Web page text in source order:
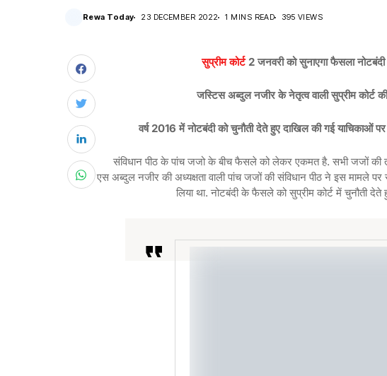
Rewa Today 23 DECEMBER 2022 1 MINS READ 395 VIEWS
सुप्रीम कोर्ट2 जनवरी को सुनाएगा फैसला नोटबंदी
जस्टिस अब्दुल नजीर के नेतृत्व वाली सुप्रीम कोर्ट
वर्ष 2016 में नोटबंदी को चुनौती देते हुए दाखिल की गई याचिकाओं
संविधान पीठ के पांच जजो के बीच फैसले को लेकर एकमत है. सभी जजों की
एस अब्दुल नजीर की अध्यक्षता वाली पांच जजों की संविधान पीठ ने इस मामले
लिया था. नोटबंदी के फैसले को सुप्रीम कोर्ट में चुनौती